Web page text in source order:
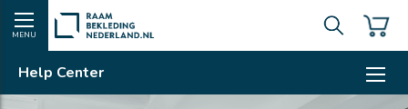
MENU
Help Center